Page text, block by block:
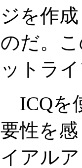
ジを作
のだ。
ットラ
ICQを
要性を
イアル